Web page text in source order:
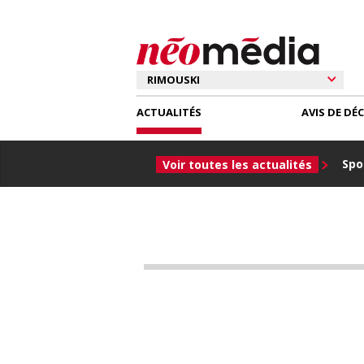
ACTUALITÉS
Voir toutes les actualités
AVIS DE